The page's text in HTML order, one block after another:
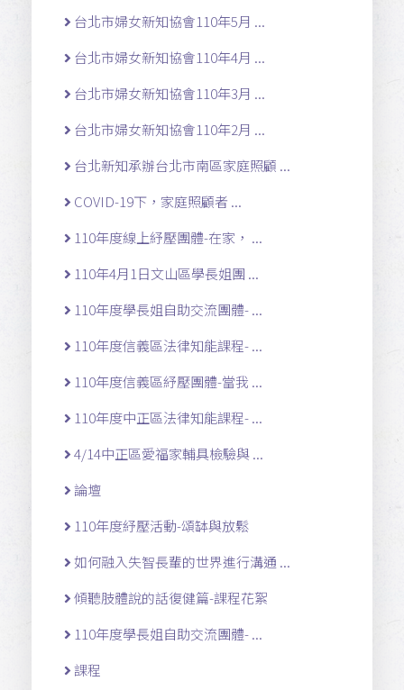
台北市婦女新知協會110年5月 ...
台北市婦女新知協會110年4月 ...
台北市婦女新知協會110年3月 ...
台北市婦女新知協會110年2月 ...
台北新知承辦台北市南區家庭照顧 ...
COVID-19下，家庭照顧者 ...
110年度線上紓壓團體-在家， ...
110年4月1日文山區學長姐團 ...
110年度學長姐自助交流團體- ...
110年度信義區法律知能課程- ...
110年度信義區紓壓團體-當我 ...
110年度中正區法律知能課程- ...
4/14中正區愛福家輔具檢驗與 ...
論壇
110年度紓壓活動-頌缽與放鬆
如何融入失智長輩的世界進行溝通 ...
傾聽肢體說的話復健篇-課程花絮
110年度學長姐自助交流團體- ...
課程